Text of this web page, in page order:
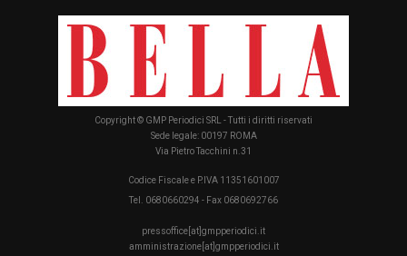
Copyright © GMP Periodici SRL - Tutti i diritti riservati
Sede legale: 00197 ROMA
Via Pietro Tacchini n.31
Codice Fiscale e P.IVA 11351601007
Tel. 0680660294 - Fax 0680692766
pressoffice[at]gmpperiodici.it
amministrazione[at]gmpperiodici.it